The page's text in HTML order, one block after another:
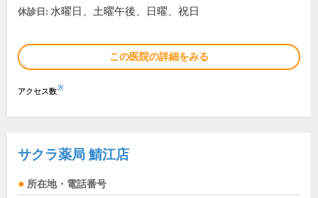
休診日: 水曜日、土曜午後、日曜、祝日
この医院の詳細をみる
アクセス数※
サクラ薬局 鯖江店
所在地・電話番号